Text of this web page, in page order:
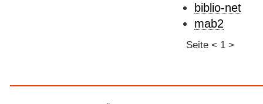
biblio-net
mab2
Seite < 1 >